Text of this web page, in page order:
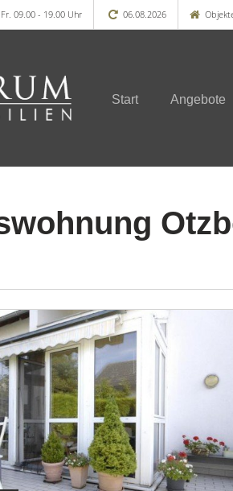
09.00 - 19.00 Uhr 06.08.2026
Start Angebote